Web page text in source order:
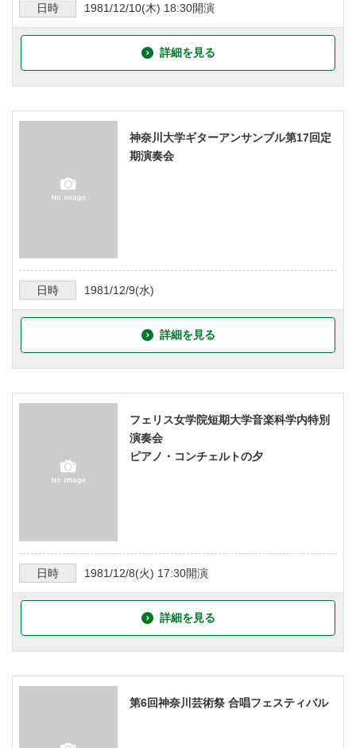
日時 1981/12/10(木) 18:30開演
詳細を見る
神奈川大学ギターアンサンブル第17回定
期演奏会
日時 1981/12/9(水)
詳細を見る
フェリス女学院短期大学音楽科学内特別
演奏会
ピアノ・コンチェルトの夕
日時 1981/12/8(火) 17:30開演
詳細を見る
第6回神奈川芸術祭 合唱フェスティバル